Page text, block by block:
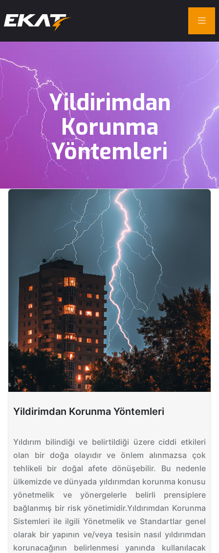
Yildirimdan
Korunma
Yöntemleri
Yildirimdan Korunma Yöntemleri
Yıldırım bilindiği ve belirtildiği üzere ciddi etkileri
olan bir doğa olayıdır ve önlem alınmazsa çok
tehlikeli bir doğal afete dönüşebilir. Bu nedenle
ülkemizde ve dünyada yıldırımdan korunma konusu
yönetmelik ve yönergelerle belirli prensiplere
bağlanmış bir risk yönetimidir.Yıldırımdan Korunma
Sistemleri ile ilgili Yönetmelik ve Standartlar genel
olarak bir yapının ve/veya tesisin nasıl yıldırımdan
korunacağının belirlenmesi yanında kullanılacak